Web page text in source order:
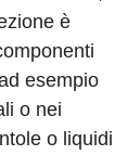
è
esempio
o nei
o liquidi